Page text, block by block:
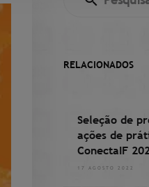
RELACIONADOS
Seleção de
ações de
ConectaIF
17 AGOSTO 2022